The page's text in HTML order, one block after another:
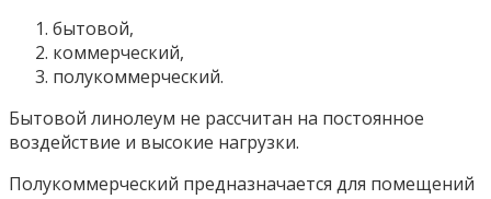
бытовой,
коммерческий,
полукоммерческий.
Бытовой линолеум не рассчитан на постоянное
воздействие и высокие нагрузки.
Полукоммерческий предназначается для помещений